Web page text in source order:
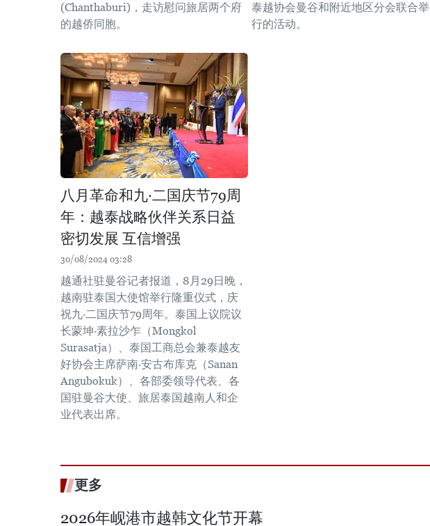
(Chanthaburi)，走访慰问旅居两个府
的越侨同胞。
泰越协会曼谷和附近地区分会联合举
行的活动。
八月革命和九·二国庆节79周
年：越泰战略伙伴关系日益
密切发展 互信增强
30/08/2024 03:28
越通社驻曼谷记者报道，8月29日晚，
越南驻泰国大使馆举行隆重仪式，庆
祝九·二国庆节79周年。泰国上议院议
长蒙坤·素拉沙乍（Mongkol
Surasatja）、泰国工商总会兼泰越友
好协会主席萨南·安古布库克（Sanan
Angubokuk）、各部委领导代表、各
国驻曼谷大使、旅居泰国越南人和企
业代表出席。
更多
2026年岘港市越韩文化节开幕